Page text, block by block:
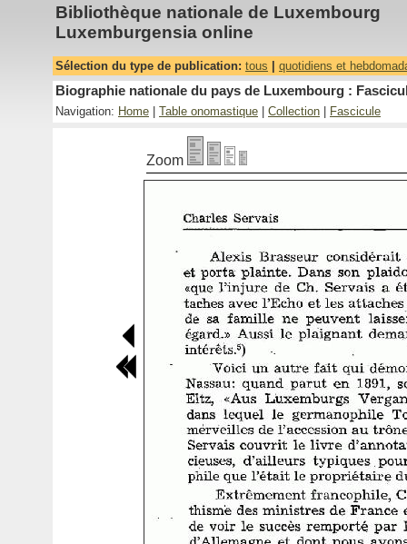
Bibliothèque nationale de Luxembourg
Luxemburgensia online
Sélection du type de publication: tous quotidiens et
Biographie nationale du pays de Luxembourg :
Navigation: Home Table onomastique Collection Fascicule
Zoom